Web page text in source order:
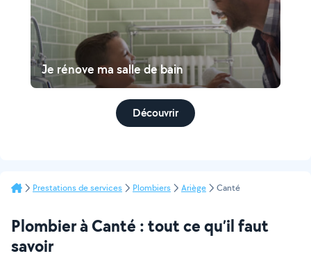
Je rénove ma salle de bain
Découvrir
Prestations de services Plombiers Ariège Canté
Plombier à Canté : tout ce qu’il faut
savoir